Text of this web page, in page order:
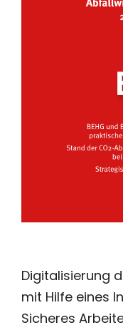
Digitalisierung
mit Hilfe eines
Sicheres